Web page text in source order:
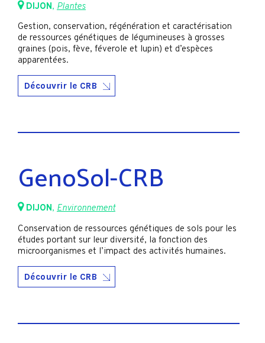
DIJON, Plantes
Gestion, conservation, régénération et caractérisation
de ressources génétiques de légumineuses à grosses
graines (pois, fève, féverole et lupin) et d’espèces
apparentées.
Découvrir le CRB
GenoSol-CRB
DIJON, Environnement
Conservation de ressources génétiques de sols pour les
études portant sur leur diversité, la fonction des
microorganismes et l’impact des activités humaines.
Découvrir le CRB